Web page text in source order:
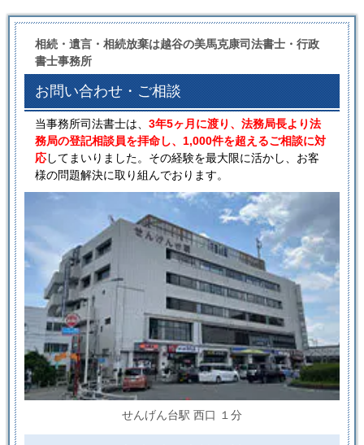
相続・遺言・相続放棄は越谷の美馬克康司法書士・行政
書士事務所
お問い合わせ・ご相談
当事務所司法書士は、 3年5ヶ月に渡り、法務局長より法
務局の登記相談員を拝命し、1,000件を超えるご相談に対
応してまいりました。その経験を最大限に活かし、お客
様の問題解決に取り組んでおります。
せんげん台駅 西口 １分